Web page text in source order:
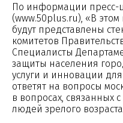
По информации пресс-
(www.50plus.ru), «В
будут представлены
комитетов
Специалисты
защиты населения
услуги и инновации
ответят на вопросы
в вопросах, связанных
людей зрелого